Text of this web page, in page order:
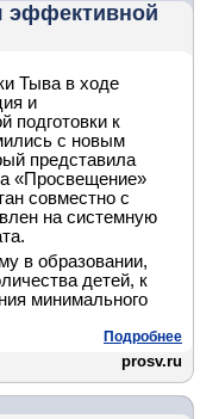
эффективной
Тыва в ходе
и
подготовки к
с новым
представила
«Просвещение»
совместно с
на системную
в образовании,
детей, к
минимального
Подробнее
prosv.ru